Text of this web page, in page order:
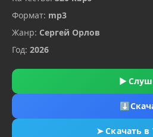
Формат: mp3
Жанр: Сергей Орлов
Год: 2026
▶
⬇
➤Скачать в